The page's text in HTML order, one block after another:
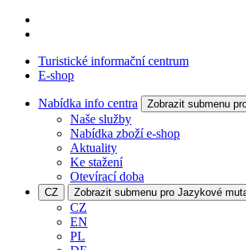
Turistické informační centrum
E-shop
Nabídka info centra Zobrazit submenu
Naše služby
Nabídka zboží e-shop
Aktuality
Ke stažení
Otevírací doba
CZ Zobrazit submenu pro Jazykové
CZ
EN
PL